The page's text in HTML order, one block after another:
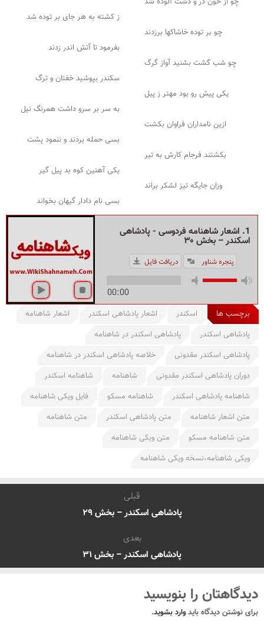
ز کشته به هر جای بر توده شد
چو بر توده خاشاکها برزدند
بفرمود تا آتش اندر زدند
چو شب گشت بشنید آواز گرگ
سکندر بپوشید خفتان و ترگ
یکی پیش رو بود مهتر ز پیل
به سر بر سرو داشت همرنگ نیل
ازین نامداران فراوان بکشت
بسی حمله بردند و ننمود پشت
بکشتند فرجام کارش به تیر
یکی آهنین کوه بد پیل گیر
وزان جایگه تیز لشکر براند
بسی نام دادار گیهان بخواند
1. اشعار شاهنامه فردوسی - پادشاهی
اسکندر – بخش ۳۰
00:00
پنجره شناور دریافت فایل
برچسب ها اسکندر اشعار پادشاهی اسکندر
اشعار شاهنامه
پادشاهی اسکندر
پادشاهی اسکندر در شاهنامه
پادشاهی اسکندر مقدونی
خلاصه پادشاهی اسکندر در شاهنامه
دوران پادشاهی اسکندر مقدونی
شاهنامه
شاهنامه اسکندر
شاهنامه پادشاهی اسکندر
شاهنامه مسکو
فایل ویکی شاهنامه
متن اشعار شاهنامه
متن پادشاهی اسکندر
متن شاهنامه
متن شاهنامه مسکو
متن ویکی شاهنامه
ویکی شاهنامه،نسخه ویکی شاهنامه
قبلی
پادشاهی اسکندر – بخش ۲۹
بعدی
پادشاهی اسکندر – بخش ۳۱
دیدگاهتان را بنویسید
برای نوشتن دیدگاه بایدوارد بشوید.